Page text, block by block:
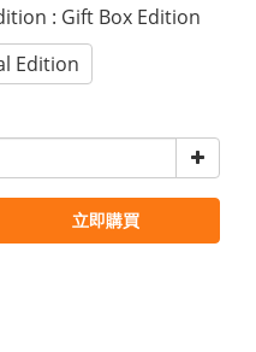
: Gift Box Edition
Edition
立即購買